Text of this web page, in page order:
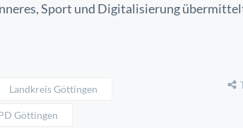
Sport und Digitalisierung
Landkreis Göttingen
Göttingen